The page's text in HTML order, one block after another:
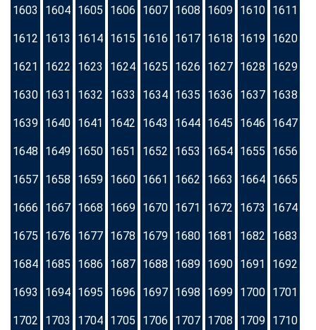
1603 1604 1605 1606 1607 1608 1609 1610 1611
1612 1613 1614 1615 1616 1617 1618 1619 1620
1621 1622 1623 1624 1625 1626 1627 1628 1629
1630 1631 1632 1633 1634 1635 1636 1637 1638
1639 1640 1641 1642 1643 1644 1645 1646 1647
1648 1649 1650 1651 1652 1653 1654 1655 1656
1657 1658 1659 1660 1661 1662 1663 1664 1665
1666 1667 1668 1669 1670 1671 1672 1673 1674
1675 1676 1677 1678 1679 1680 1681 1682 1683
1684 1685 1686 1687 1688 1689 1690 1691 1692
1693 1694 1695 1696 1697 1698 1699 1700 1701
1702 1703 1704 1705 1706 1707 1708 1709 1710